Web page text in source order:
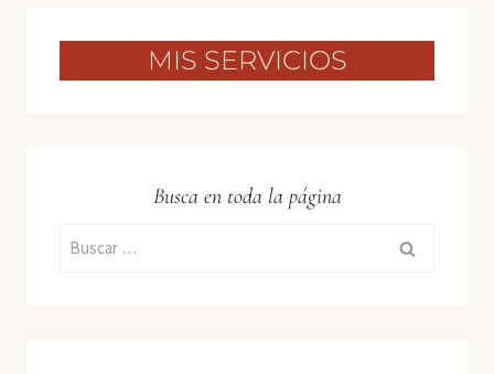
MIS SERVICIOS
Busca en toda la página
Buscar: